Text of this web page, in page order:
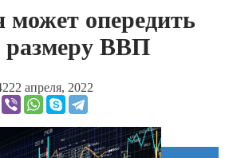
может опередить
размеру ВВП
22 апреля, 2022